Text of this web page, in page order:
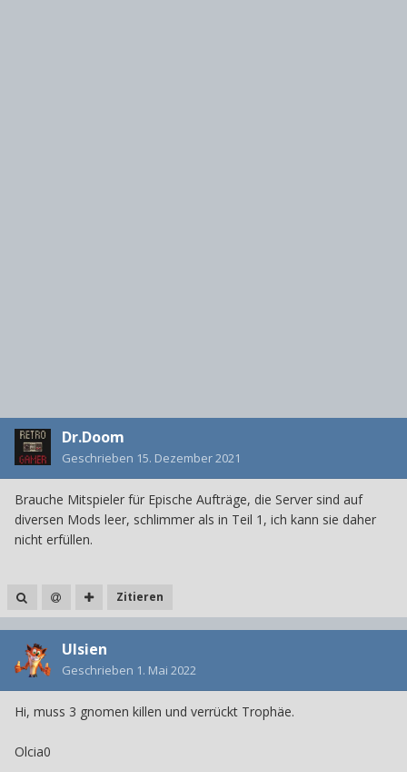
Dr.Doom
Geschrieben 15. Dezember 2021
Brauche Mitspieler für Epische Aufträge, die Server sind auf
diversen Mods leer, schlimmer als in Teil 1, ich kann sie daher
nicht erfüllen.
Zitieren
Ulsien
Geschrieben 1. Mai 2022
Hi, muss 3 gnomen killen und verrückt Trophäe.
Olcia0